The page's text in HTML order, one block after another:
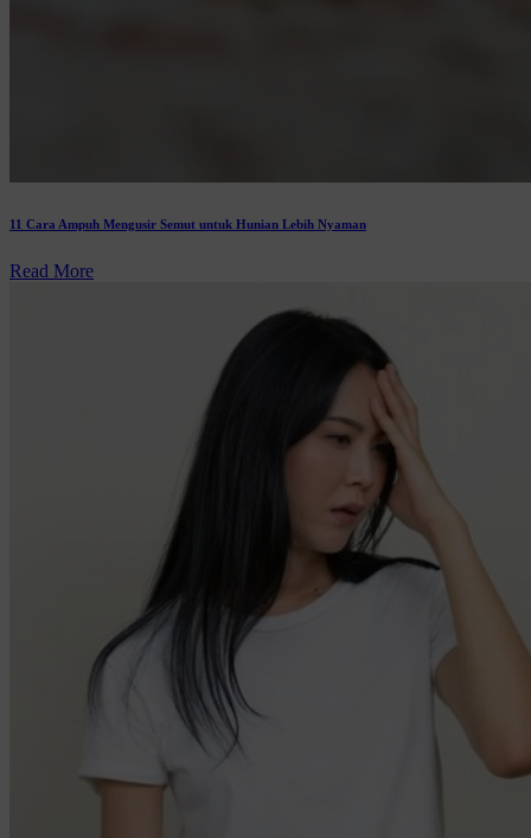
11 Cara Ampuh Mengusir Semut untuk Hunian Lebih Nyaman
Read More